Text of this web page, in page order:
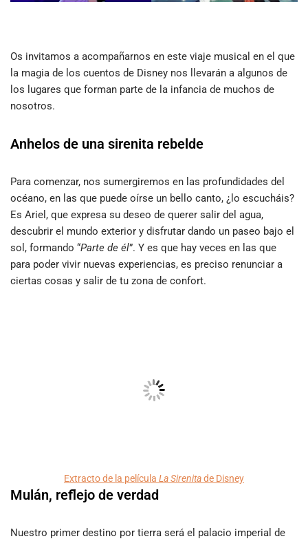
Os invitamos a acompañarnos en este viaje musical en el que
la magia de los cuentos de Disney nos llevarán a algunos de
los lugares que forman parte de la infancia de muchos de
nosotros.
Anhelos de una sirenita rebelde
Para comenzar, nos sumergiremos en las profundidades del
océano, en las que puede oírse un bello canto, ¿lo escucháis?
Es Ariel, que expresa su deseo de querer salir del agua,
descubrir el mundo exterior y disfrutar dando un paseo bajo el
sol, formando “Parte de él”. Y es que hay veces en las que
para poder vivir nuevas experiencias, es preciso renunciar a
ciertas cosas y salir de tu zona de confort.
Extracto de la película La Sirenitade Disney
Mulán, reflejo de verdad
Nuestro primer destino por tierra será el palacio imperial de